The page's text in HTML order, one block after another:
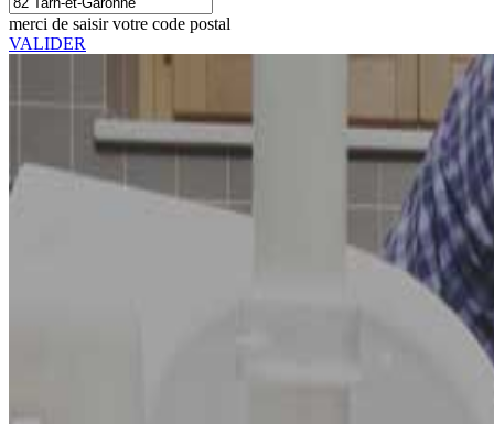
merci de saisir votre code postal
VALIDER